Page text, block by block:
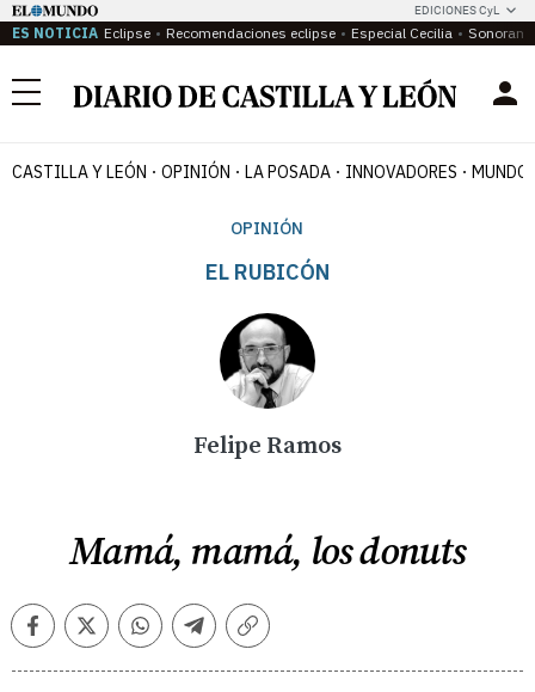
EDICIONES CyL
ES NOTICIA Eclipse Recomendaciones eclipse Especial Cecilia
Menú
CASTILLA Y LEÓN OPINIÓN LA POSADA INNOVADORES MUNDO
OPINIÓN
EL RUBICÓN
Felipe Ramos
Mamá, mamá, los donuts
FacebookTwitterWhatsappTelegramCopiar